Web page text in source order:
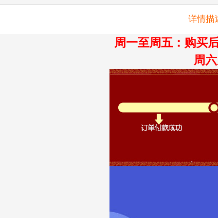
详情描
周一至周五：购买
周